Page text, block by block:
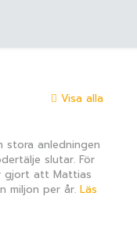
Visa alla
anledningen
slutar. För
gjort att Mattias
miljon per år. Läs